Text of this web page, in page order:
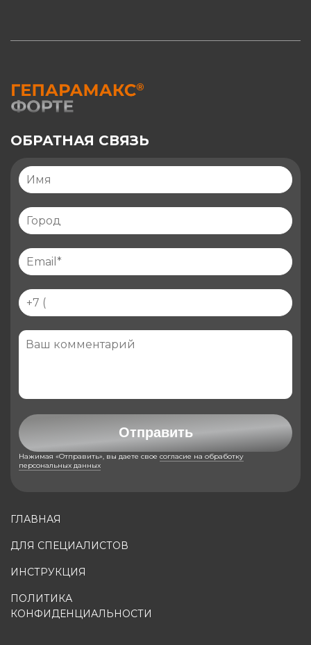
ГЛАВНАЯ
ДЛЯ СПЕЦИАЛИСТОВ
ИНСТРУКЦИЯ
ПОЛИТИКА
КОНФИДЕНЦИАЛЬНОСТИ
ОБРАТНАЯ СВЯЗЬ
Отправить
Нажимая «Отправить», вы даете свое согласие на обработку
персональных данных